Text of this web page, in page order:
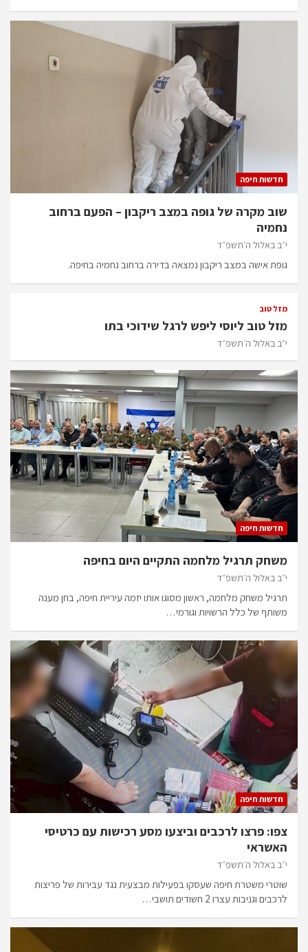
חדשות חיפה
שוב מקרה של גופה במצב ריקבון – הפעם ברחוב
נחמיה
י״ב באלול ה׳תשפ״ד
גופת אישה במצב ריקבון נמצאה בדירה ברחוב נחמיה בחיפה.
מזל טוב
מזל טוב ליוסי ליפש לרגל שידוכי בתו
י״ב באלול ה׳תשפ״ד
חדשות חיפה
משחק תרגיל מלחמה התקיים היום בחיפה
י״ב באלול ה׳תשפ״ד
תרגיל משחק מלחמה, ראשון מסוגו אותו יזמה עיריית חיפה, בחן מענה
משותף של כלל הרשויות וגורמי…
חדשות חיפה
צפו: פרצו לרכבים וביצעו מסע רכישות עם כרטיסי
האשראי
י״ב באלול ה׳תשפ״ד
שוטרי משטרת חיפה שעסקו בפעילות מבצעית נגד עבירות של פריצות
לרכבים וגניבות עצרו 2 חשודים תושבי…